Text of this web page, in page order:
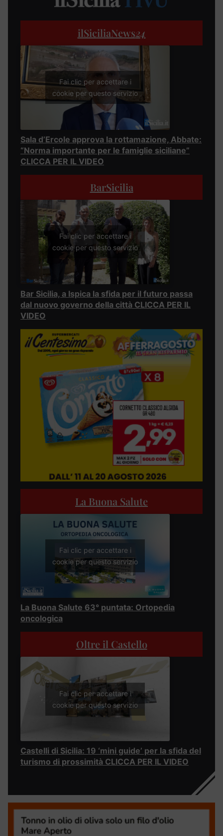
ilSiciliaNews24
Fai clic per accettare i
cookie per questo servizio
Sala d’Ercole approva la rottamazione, Abbate:
“Norma importante per le famiglie siciliane”
CLICCA PER IL VIDEO
BarSicilia
Fai clic per accettare i
cookie per questo servizio
Bar Sicilia, a Ispica la sfida per il futuro passa
dal nuovo governo della città CLICCA PER IL
VIDEO
La Buona Salute
Fai clic per accettare i
cookie per questo servizio
La Buona Salute 63° puntata: Ortopedia
oncologica
Oltre il Castello
Fai clic per accettare i
cookie per questo servizio
Castelli di Sicilia: 19 ‘mini guide’ per la sfida del
turismo di prossimità CLICCA PER IL VIDEO